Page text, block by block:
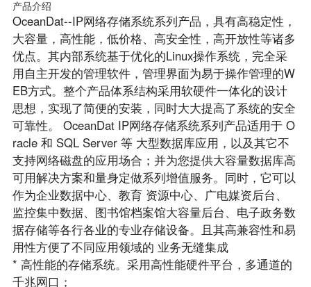
产品介绍
OceanDat--IP网络存储系统系列产品，具有高稳定性，
大容量，高性能，低价格、高安全性，高开放性等诸多
优点。其内部系统基于优化的Linux操作系统，完全采
用自主开发的管理软件，管理界面为易于操作管理的W
EB方式。整个产品体系结构采用软硬件一体化的设计
思想，实现了简便的安装，同时大大提高了系统的安全
可靠性。 OceanDat IP网络存储系统系列产品适用于 O
racle 和 SQL Server 等 大型数据库应用，以及其它不
支持网络磁盘的应用场合；并为您提供大容量数据库高
可用解决方案和量身定做系列增值服务。同时，它可以
作为企业数据中心、教育 资源中心、广电媒资后台、
监控集中数据、图书馆档案馆大容量后台、电子政务数
据存储等各行各业的专业存储设备。且其高兼容性和易
用性方便了不同应用领域的 业务无缝集成
* 高性能的存储系统。采用高性能硬件平台，多通道的
千兆网口；